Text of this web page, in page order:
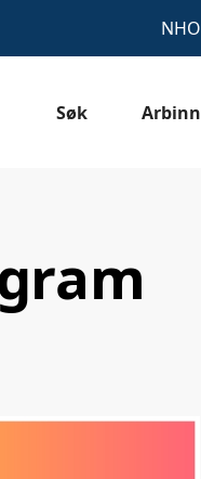
NHO
Søk Arbinn